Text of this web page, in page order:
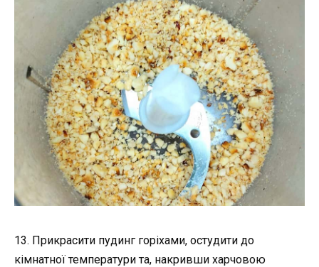
13. Прикрасити пудинг горіхами, остудити до
кімнатної температури та, накривши харчовою